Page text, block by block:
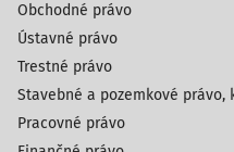
Obchodné právo
Ústavné právo
Trestné právo
Stavebné a pozemkové
Pracovné právo